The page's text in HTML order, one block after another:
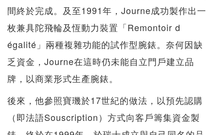
間終於完成。及至1991年，Journe成功製作出一
枚兼具陀飛輪及恆動力裝置「Remontoir d
égalité」兩種複雜功能的試作型腕錶。奈何因缺
乏資金，Journe在這時仍未能自立門戶建立品
牌，以商業形式生產腕錶。
後來，他參照寶璣於17世紀的做法，以預先認購
（即法語Souscription）方式向客戶籌集資金製